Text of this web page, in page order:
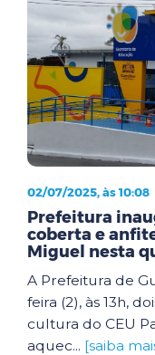
02/07/2025, às 10:08
Prefeitura
coberta e
Miguel nesta
A Prefeitura de
feira (2), às 13h,
cultura do CEU
aquec... [saiba